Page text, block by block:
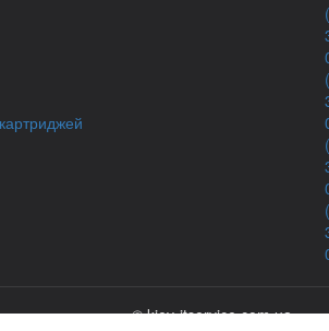
© kiev-itservice.com.ua